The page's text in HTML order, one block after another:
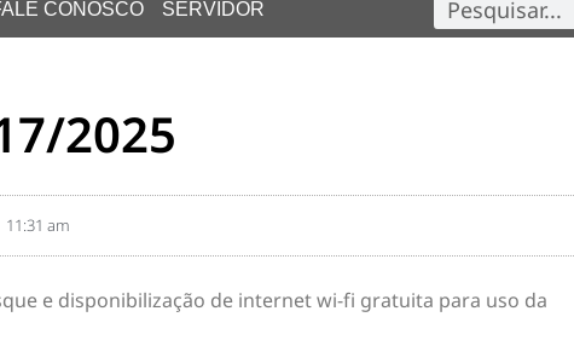
CONOSCO SERVIDOR
2025
11:31 am
e disponibilização de internet wi-fi gratuita para uso da